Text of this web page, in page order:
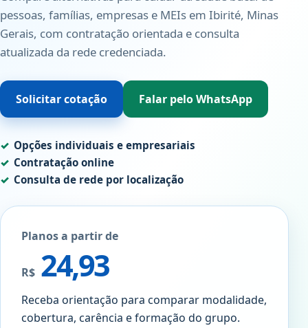
pessoas, famílias, empresas e MEIs em Ibirité, Minas
Gerais, com contratação orientada e consulta
atualizada da rede credenciada.
Solicitar cotação Falar pelo WhatsApp
Opções individuais e empresariais
Contratação online
Consulta de rede por localização
Planos a partir de
R$ 24,93
Receba orientação para comparar modalidade,
cobertura, carência e formação do grupo.